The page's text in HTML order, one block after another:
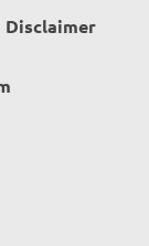
Disclaimer